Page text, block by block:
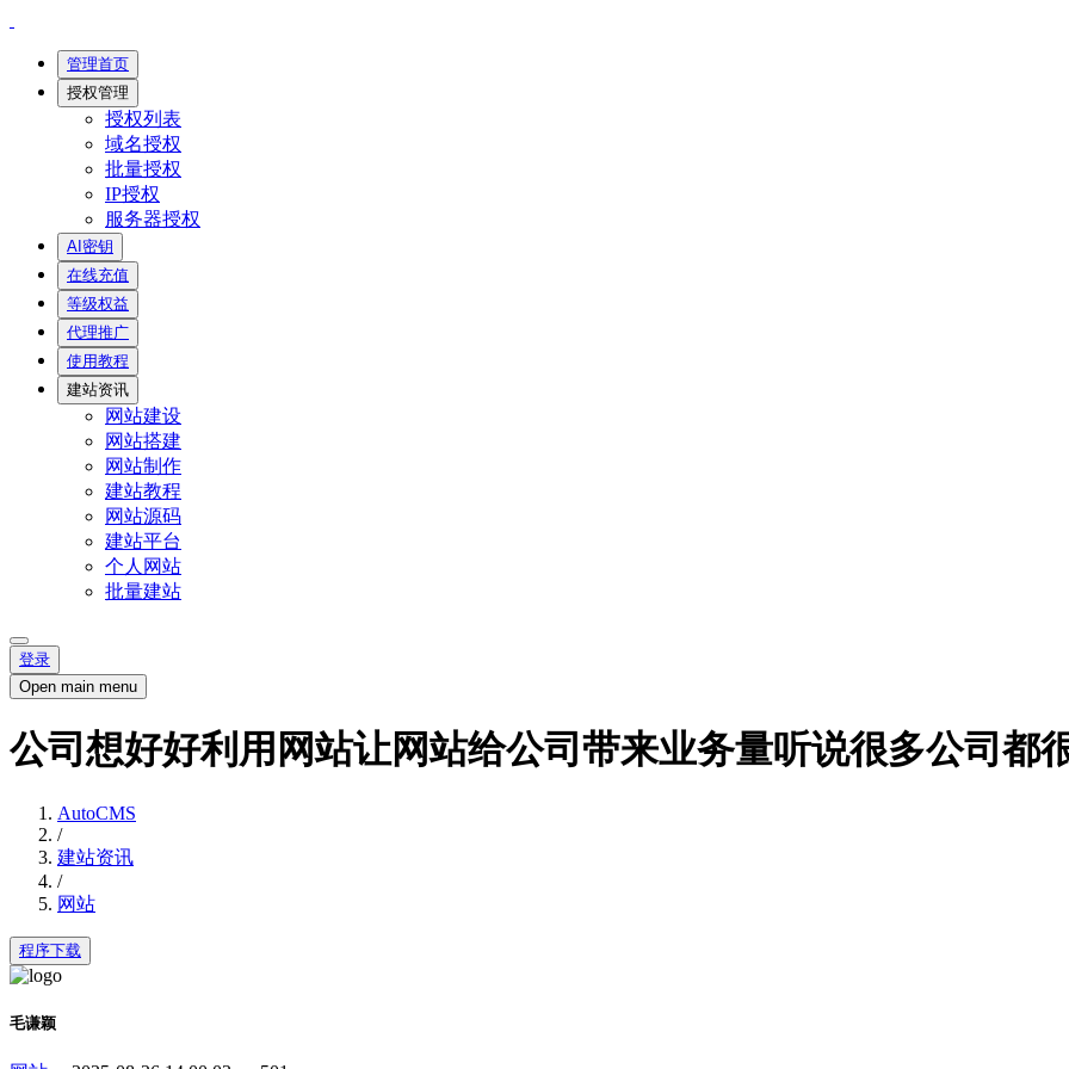
管理首页
授权管理
授权列表
域名授权
批量授权
IP授权
服务器授权
AI密钥
在线充值
等级权益
代理推广
使用教程
建站资讯
网站建设
网站搭建
网站制作
建站教程
网站源码
建站平台
个人网站
批量建站
登录
Open main menu
公司想好好利用网站让网站给公司带来业务量听说很多公司都
AutoCMS
/
建站资讯
/
网站
程序下载
毛谦颖